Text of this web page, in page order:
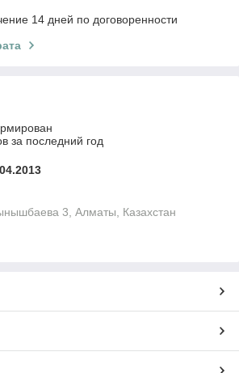
14 дней по договоренности
за последний год
3, Алматы, Казахстан